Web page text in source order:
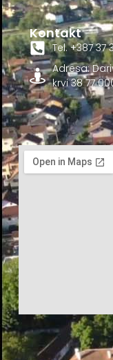
Kontakt
Tel. +387 37
Adresa:
krvi 38 77